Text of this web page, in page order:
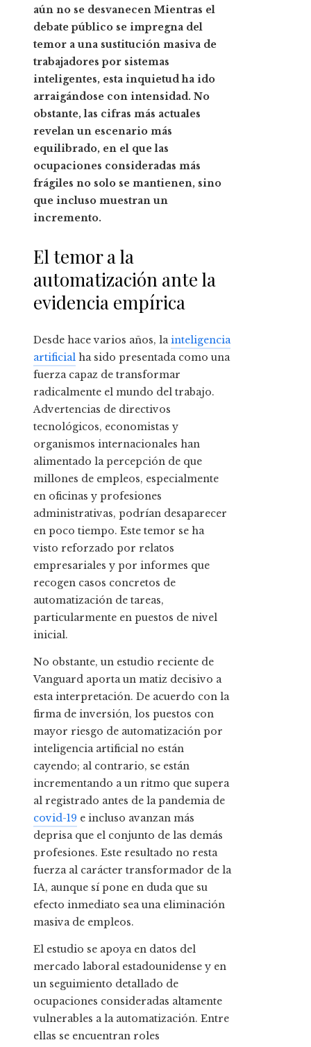
aún no se desvanecen Mientras el
debate público se impregna del
temor a una sustitución masiva de
trabajadores por sistemas
inteligentes, esta inquietud ha ido
arraigándose con intensidad. No
obstante, las cifras más actuales
revelan un escenario más
equilibrado, en el que las
ocupaciones consideradas más
frágiles no solo se mantienen, sino
que incluso muestran un
incremento.
El temor a la
automatización ante la
evidencia empírica
Desde hace varios años, lainteligencia
artificial ha sido presentada como una
fuerza capaz de transformar
radicalmente el mundo del trabajo.
Advertencias de directivos
tecnológicos, economistas y
organismos internacionales han
alimentado la percepción de que
millones de empleos, especialmente
en oficinas y profesiones
administrativas, podrían desaparecer
en poco tiempo. Este temor se ha
visto reforzado por relatos
empresariales y por informes que
recogen casos concretos de
automatización de tareas,
particularmente en puestos de nivel
inicial.
No obstante, un estudio reciente de
Vanguard aporta un matiz decisivo a
esta interpretación. De acuerdo con la
firma de inversión, los puestos con
mayor riesgo de automatización por
inteligencia artificial no están
cayendo; al contrario, se están
incrementando a un ritmo que supera
al registrado antes de la pandemia de
covid-19 e incluso avanzan más
deprisa que el conjunto de las demás
profesiones. Este resultado no resta
fuerza al carácter transformador de la
IA, aunque sí pone en duda que su
efecto inmediato sea una eliminación
masiva de empleos.
El estudio se apoya en datos del
mercado laboral estadounidense y en
un seguimiento detallado de
ocupaciones consideradas altamente
vulnerables a la automatización. Entre
ellas se encuentran roles